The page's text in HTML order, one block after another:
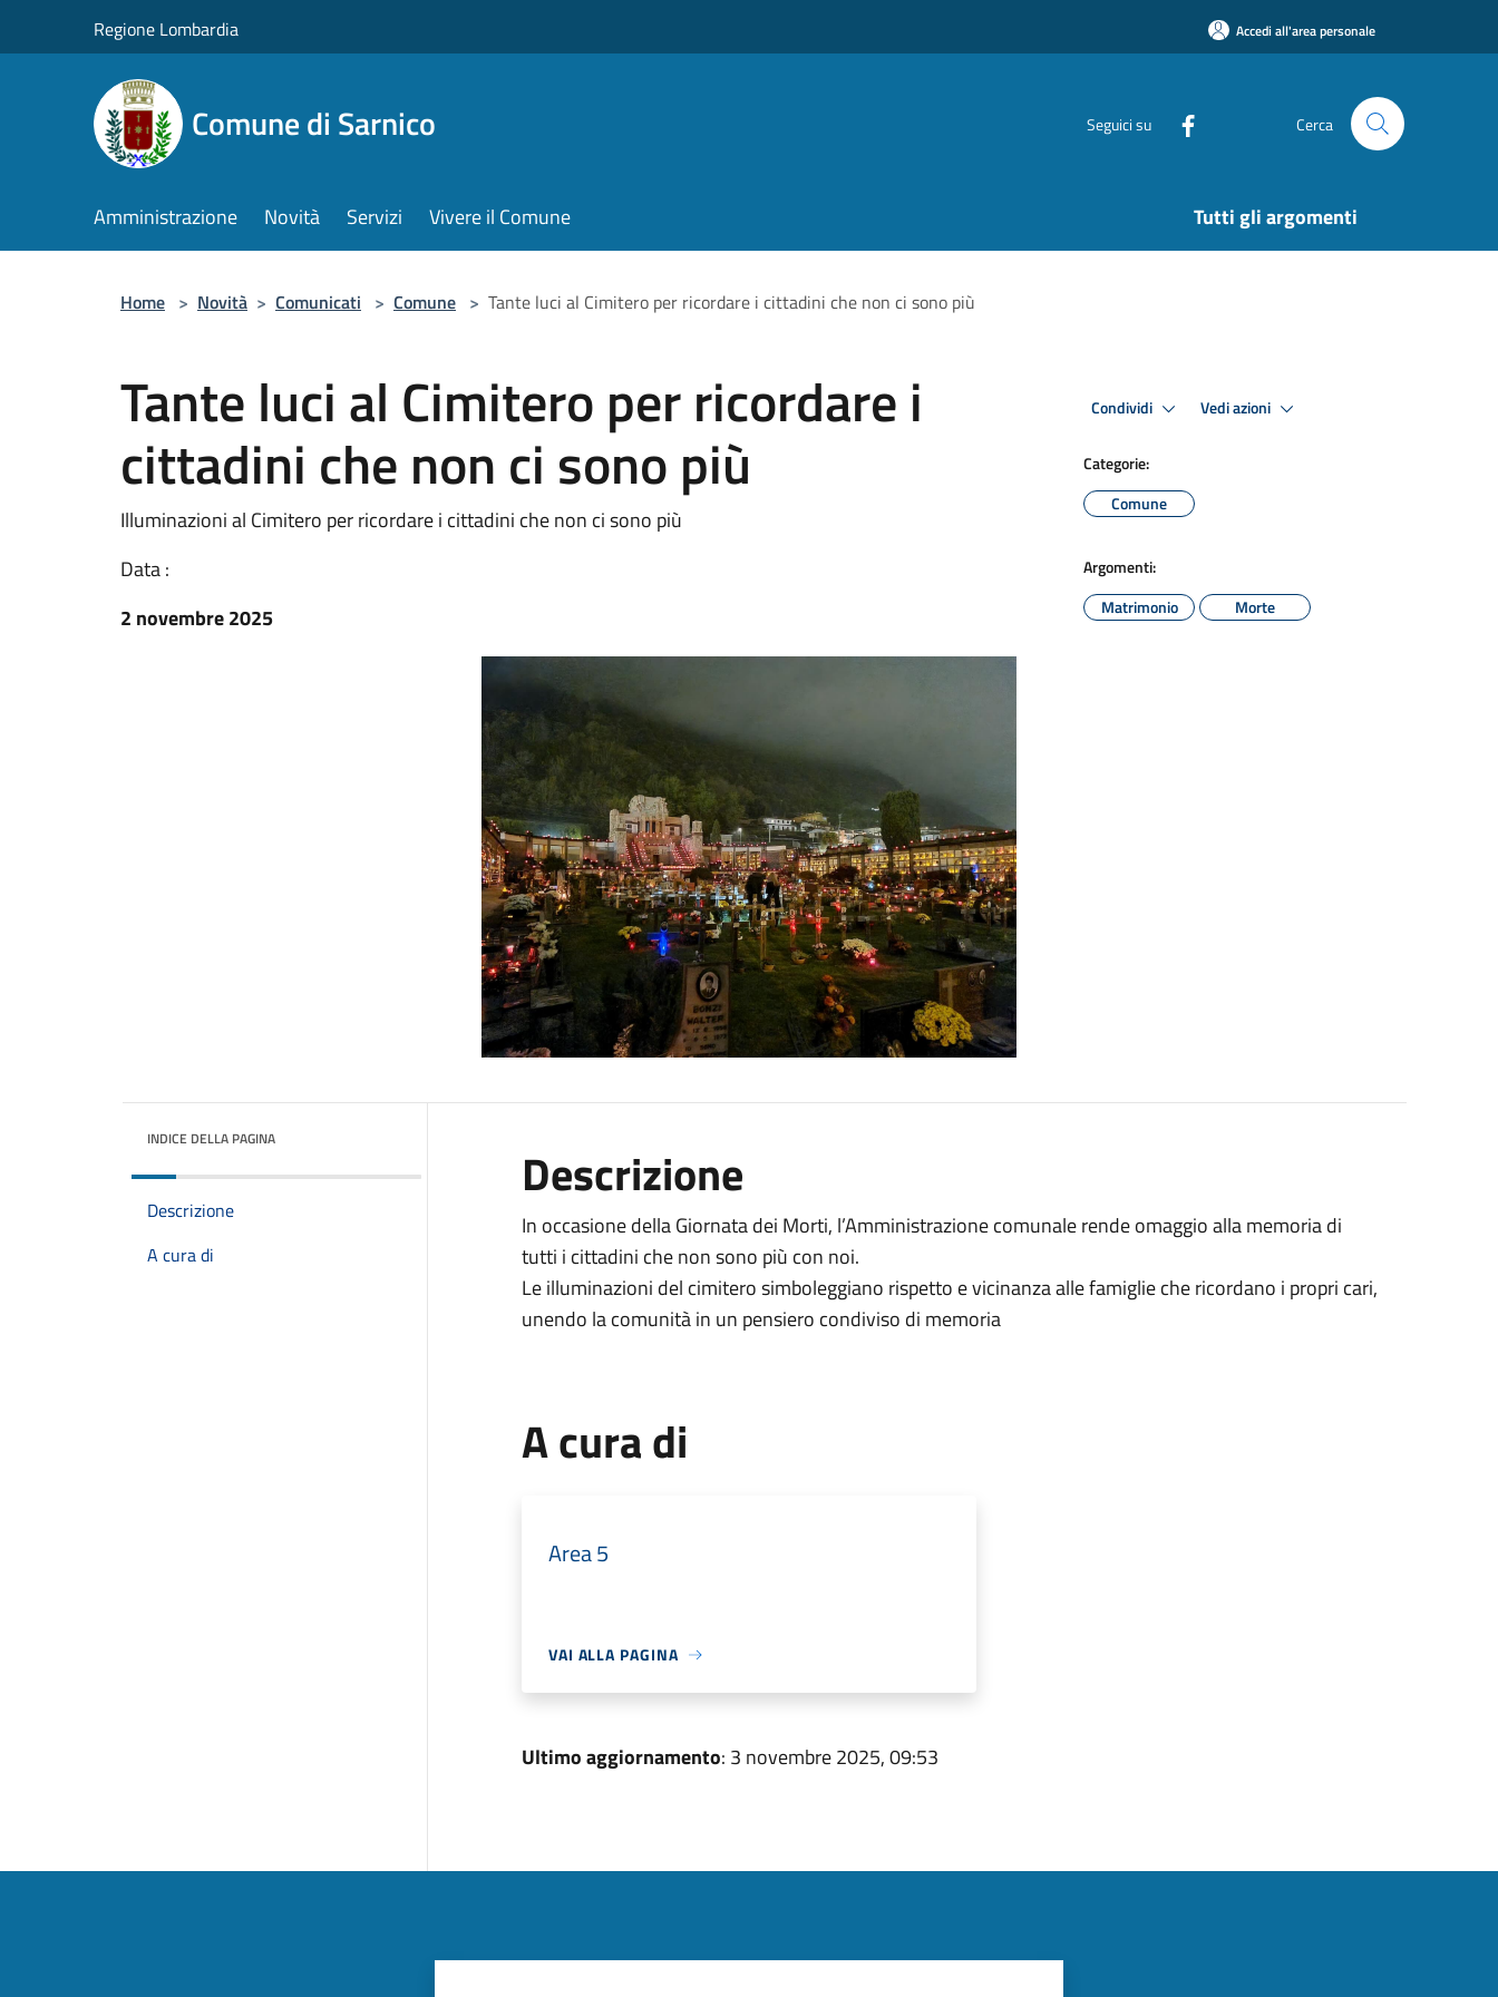
Regione Lombardia Accedi all'area personale
Comune di Sarnico Seguici su Cerca
Amministrazione Novità Servizi Vivere il Comune Tutti gli argomenti
Home > Novità > Comunicati > Comune > Tante luci al Cimitero per ricordare i cittadini che non ci sono più
Tante luci al Cimitero per ricordare i
cittadini che non ci sono più
Illuminazioni al Cimitero per ricordare i cittadini che non ci sono più
Data :
2 novembre 2025
Condividi Vedi azioni
Categorie:
Comune
Argomenti:
Matrimonio
Morte
INDICE DELLA PAGINA
Descrizione
A cura di
Descrizione
In occasione della Giornata dei Morti, l’Amministrazione comunale rende omaggio alla memoria di
tutti i cittadini che non sono più con noi.
Le illuminazioni del cimitero simboleggiano rispetto e vicinanza alle famiglie che ricordano i propri cari,
unendo la comunità in un pensiero condiviso di memoria
A cura di
Area 5
VAI ALLA PAGINA
Ultimo aggiornamento: 3 novembre 2025, 09:53